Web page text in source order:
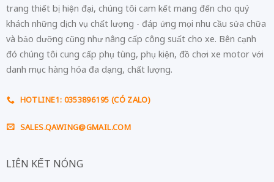
trang thiết bị hiện đại, chúng tôi cam kết mang đến cho quý
khách những dịch vụ chất lượng - đáp ứng mọi nhu cầu sửa chữa
và bảo dưỡng cũng như nâng cấp công suất cho xe. Bên cạnh
đó chúng tôi cung cấp phụ tùng, phụ kiện, đồ chơi xe motor với
danh mục hàng hóa đa dạng, chất lượng.
HOTLINE1: 0353896195 (CÓ ZALO)
SALES.QAWING@GMAIL.COM
LIÊN KẾT NÓNG